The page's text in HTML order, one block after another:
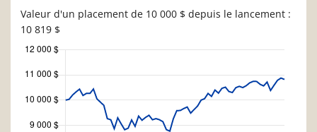
Valeur d'un placement de 10 000 $ depuis le lancement :
10 819 $